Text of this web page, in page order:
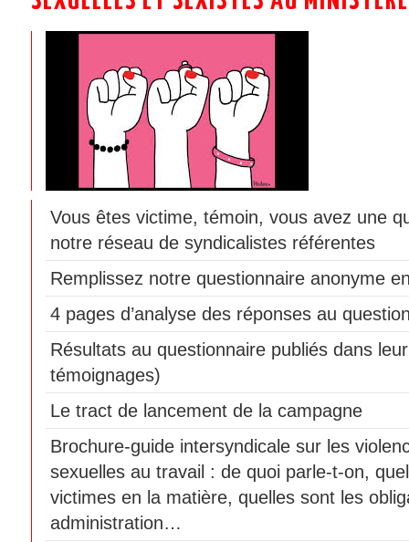
Vous êtes victime, témoin, vous avez une
notre réseau de syndicalistes référentes
Remplissez notre questionnaire anonyme
4 pages d’analyse des réponses au
Résultats au questionnaire publiés dans
témoignages)
Le tract de lancement de la campagne
Brochure-guide intersyndicale sur les
sexuelles au travail : de quoi parle-t-on,
victimes en la matière, quelles sont les
administration…